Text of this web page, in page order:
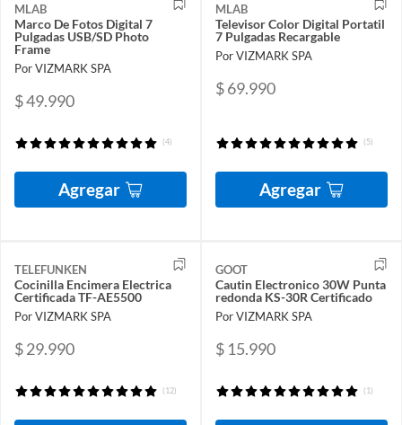
MLAB
Marco De Fotos Digital 7
Pulgadas USB/SD Photo
Frame
Por VIZMARK SPA
$ 49.990
(4)
Agregar
MLAB
Televisor Color Digital Portatil
7 Pulgadas Recargable
Por VIZMARK SPA
$ 69.990
(5)
Agregar
TELEFUNKEN
Cocinilla Encimera Electrica
Certificada TF-AE5500
Por VIZMARK SPA
$ 29.990
(12)
GOOT
Cautin Electronico 30W Punta
redonda KS-30R Certificado
Por VIZMARK SPA
$ 15.990
(1)